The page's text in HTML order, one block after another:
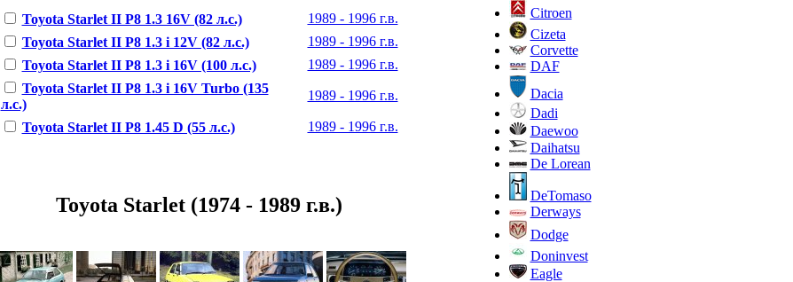
Toyota Starlet II P8 1.3 16V (82 л.с.)
1989 - 1996 г.в.
Toyota Starlet II P8 1.3 i 12V (82 л.с.)
1989 - 1996 г.в.
Toyota Starlet II P8 1.3 i 16V (100 л.с.)
1989 - 1996 г.в.
Toyota Starlet II P8 1.3 i 16V Turbo (135
л.с.)
1989 - 1996 г.в.
Toyota Starlet II P8 1.45 D (55 л.с.) 1989 - 1996 г.в.
Toyota Starlet (1974 - 1989 г.в.)
Citroen
Cizeta
Corvette
DAF
Dacia
Dadi
Daewoo
Daihatsu
De Lorean
DeTomaso
Derways
Dodge
Doninvest
Eagle